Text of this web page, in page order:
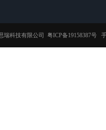
瑞科技有限公司 粤ICP备19158387号